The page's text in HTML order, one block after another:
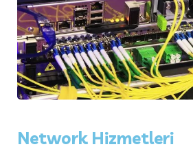
Network Hizmetleri